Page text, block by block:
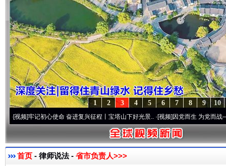
10
9
8
7
6
5
4
3
2
1
牢记初心使命 奋进复兴征程丨宝塔山下好光景..·[视频]因党而生 为党而战——百年“
首页 - 律师说法 - 省市负责人>>>